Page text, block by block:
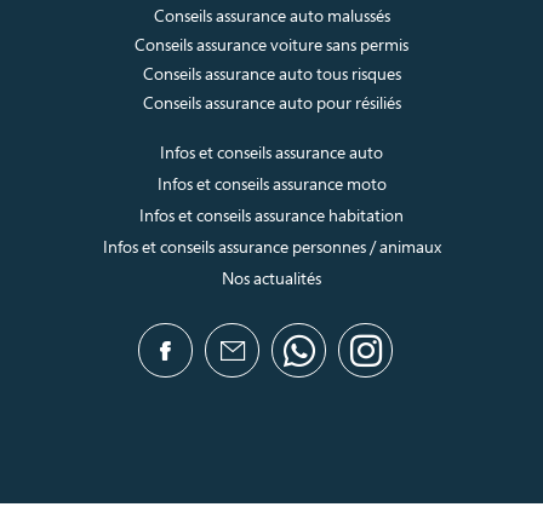
Conseils assurance auto malussés
Conseils assurance voiture sans permis
Conseils assurance auto tous risques
Conseils assurance auto pour résiliés
Infos et conseils assurance auto
Infos et conseils assurance moto
Infos et conseils assurance habitation
Infos et conseils assurance personnes / animaux
Nos actualités